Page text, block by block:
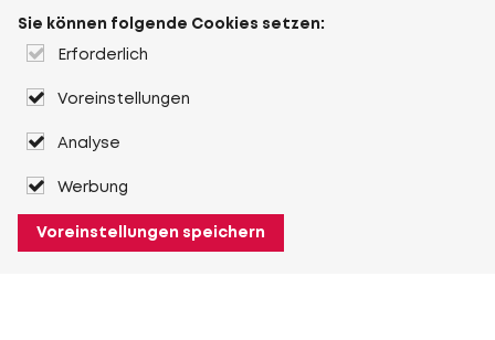
Sie können folgende Cookies setzen:
Erforderlich
Voreinstellungen
Analyse
Werbung
Voreinstellungen speichern